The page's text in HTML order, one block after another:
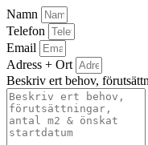
Namn
Telefon
Email
Adress + Ort
Beskriv ert behov,